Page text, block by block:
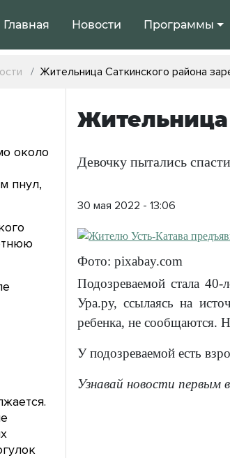
Главная Новости Программы
Жительница Саткинского района
Жительница
Девочку пытались
30 мая 2022 - 13:06
Фото: pixabay.com
Подозреваемой стала
Ура.ру, ссылаясь на
ребенка, не сообщаются.
У подозреваемой есть
Узнавай новости первым
около
пнул,